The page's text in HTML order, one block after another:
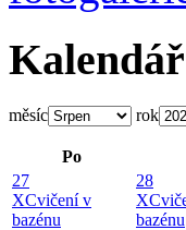
Kalendář
měsíc rok
Po
27
XCvičení v
bazénu
28
X
bazénu